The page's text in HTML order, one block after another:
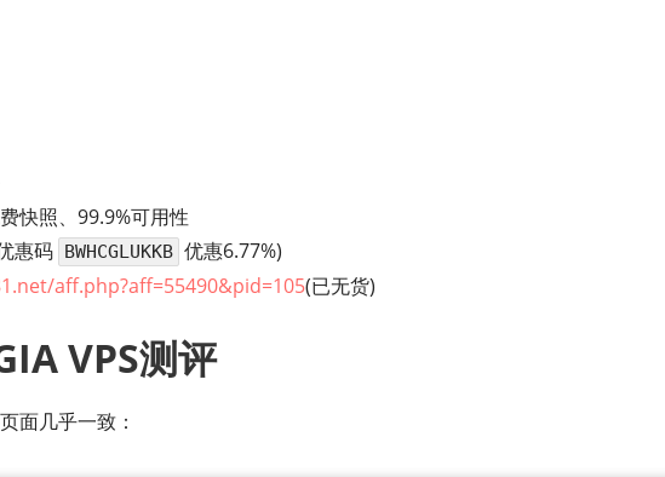
快照、99.9%可用性
惠码 BWHCGLUKKB 优惠6.77%)
aff.php?aff=55490&pid=105(已无货)
VPS测评
面几乎一致：